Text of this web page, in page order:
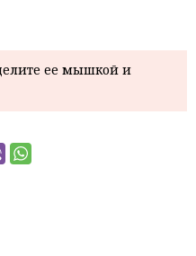
ее мышкой и